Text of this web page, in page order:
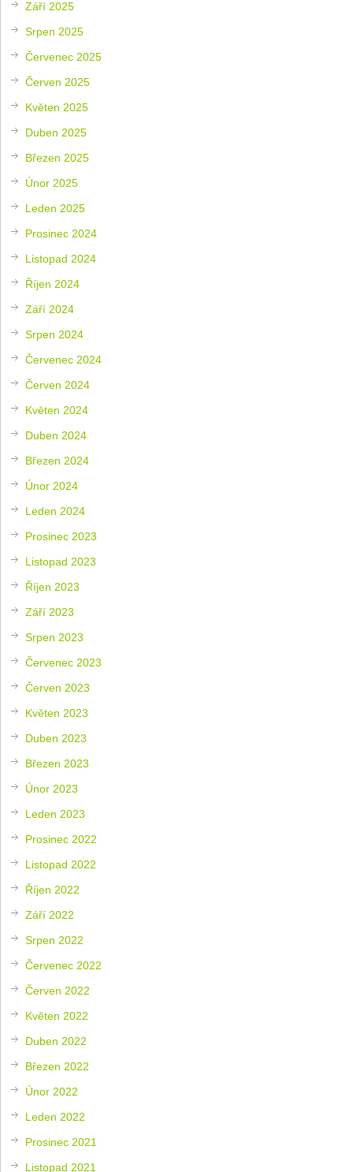
Září 2025
Srpen 2025
Červenec 2025
Červen 2025
Květen 2025
Duben 2025
Březen 2025
Únor 2025
Leden 2025
Prosinec 2024
Listopad 2024
Říjen 2024
Září 2024
Srpen 2024
Červenec 2024
Červen 2024
Květen 2024
Duben 2024
Březen 2024
Únor 2024
Leden 2024
Prosinec 2023
Listopad 2023
Říjen 2023
Září 2023
Srpen 2023
Červenec 2023
Červen 2023
Květen 2023
Duben 2023
Březen 2023
Únor 2023
Leden 2023
Prosinec 2022
Listopad 2022
Říjen 2022
Září 2022
Srpen 2022
Červenec 2022
Červen 2022
Květen 2022
Duben 2022
Březen 2022
Únor 2022
Leden 2022
Prosinec 2021
Listopad 2021